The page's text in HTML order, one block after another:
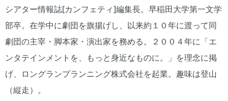
シアター情報誌[カンフェティ]編集長。早稲田大学第一文学
部卒。在学中に劇団を旗揚げし、以来約１０年に渡って同
劇団の主宰・脚本家・演出家を務める。２００４年に「エ
ンタテインメントを、もっと身近なものに。」を理念に掲
げ、ロングランプランニング株式会社を起業。趣味は登山
（縦走）。